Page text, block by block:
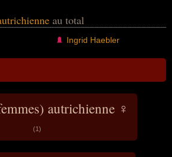
au total
Ingrid Haebler
autrichienne ♀
(1)